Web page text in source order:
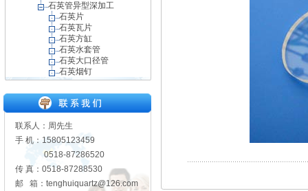
石英管异型深加工
石英片
石英瓦片
石英方缸
石英水套管
石英大口径管
石英烟钉
联系人：周先生
手 机：15805123459
0518-87286520
传 真：0518-87288530
邮 箱：tenghuiquartz@126.com